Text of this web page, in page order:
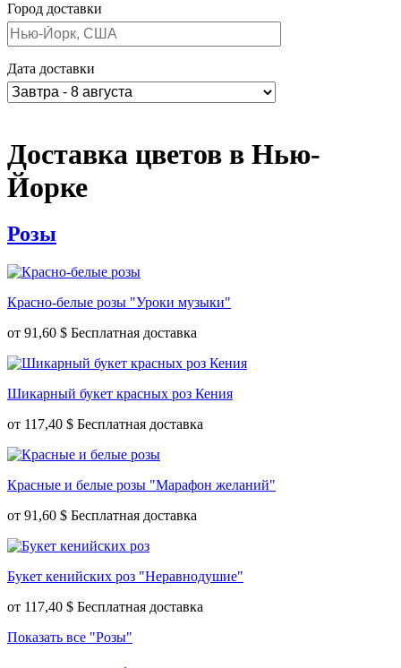
Город доставки
Дата доставки
Доставка цветов в Нью-
Йорке
Розы
Красно-белые розы "Уроки музыки"
от 91,60 $
Шикарный букет красных роз Кения
от 117,40 $
Красные и белые розы "Марафон желаний"
от 91,60 $
Букет кенийских роз "Неравнодушие"
от 117,40 $
Показать все "Розы"